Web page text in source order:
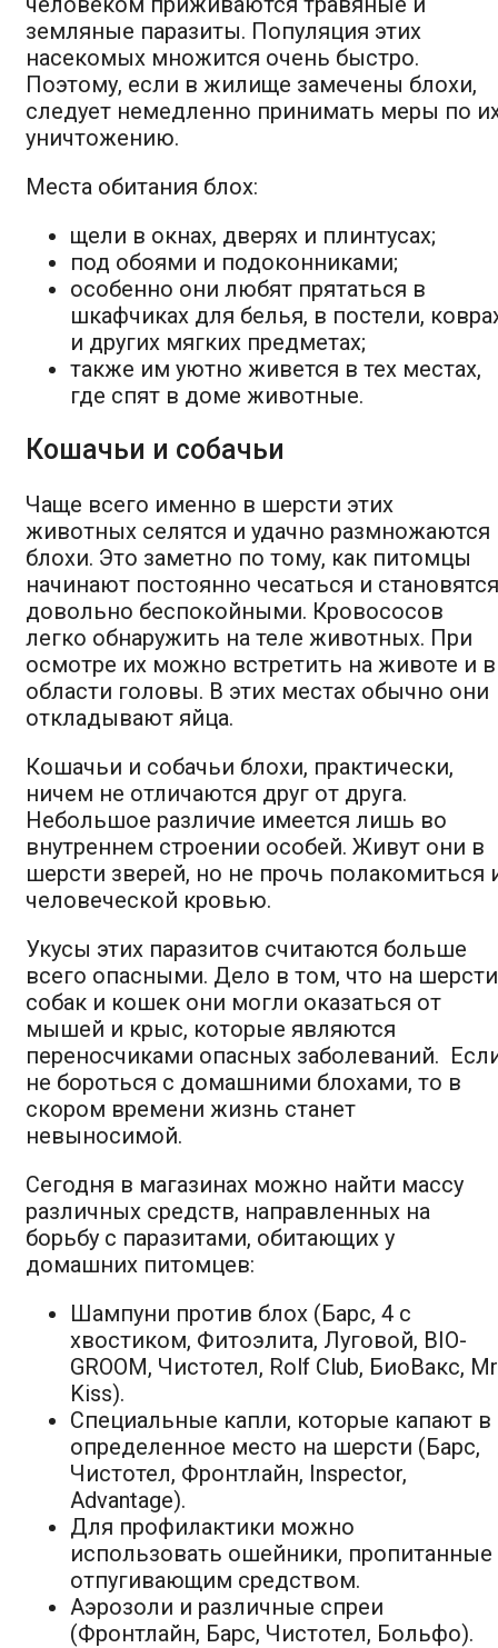
земляные паразиты. Популяция этих
насекомых множится очень быстро.
Поэтому, если в жилище замечены блохи,
следует немедленно принимать меры по
уничтожению.
Места обитания блох:
щели в окнах, дверях и плинтусах;
под обоями и подоконниками;
особенно они любят прятаться в
шкафчиках для белья, в постели,
и других мягких предметах;
также им уютно живется в тех местах,
где спят в доме животные.
Кошачьи и собачьи
Чаще всего именно в шерсти этих
животных селятся и удачно размножаются
блохи. Это заметно по тому, как питомцы
начинают постоянно чесаться и становятся
довольно беспокойными. Кровососов
легко обнаружить на теле животных. При
осмотре их можно встретить на животе и в
области головы. В этих местах обычно они
откладывают яйца.
Кошачьи и собачьи блохи, практически,
ничем не отличаются друг от друга.
Небольшое различие имеется лишь во
внутреннем строении особей. Живут они в
шерсти зверей, но не прочь полакомиться
человеческой кровью.
Укусы этих паразитов считаются больше
всего опасными. Дело в том, что на шерсти
собак и кошек они могли оказаться от
мышей и крыс, которые являются
переносчиками опасных заболеваний.
не бороться с домашними блохами, то в
скором времени жизнь станет
невыносимой.
Сегодня в магазинах можно найти массу
различных средств, направленных на
борьбу с паразитами, обитающих у
домашних питомцев:
Шампуни против блох (Барс, 4 с
хвостиком, Фитоэлита, Луговой, BIO-
GROOM, Чистотел, Rolf Club, БиоВакс,
Kiss).
Специальные капли, которые капают в
определенное место на шерсти (Барс,
Чистотел, Фронтлайн, Inspector,
Advantage).
Для профилактики можно
использовать ошейники, пропитанные
отпугивающим средством.
Аэрозоли и различные спреи
(Фронтлайн, Барс, Чистотел, Больфо).